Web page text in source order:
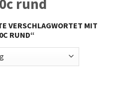
rund
VERSCHLAGWORTET MIT
RUND“